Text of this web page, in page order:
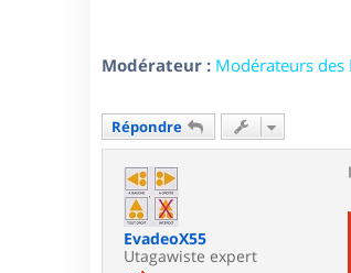
Modérateur : Modérateurs des
Répondre
EvadeoX55
Utagawiste expert